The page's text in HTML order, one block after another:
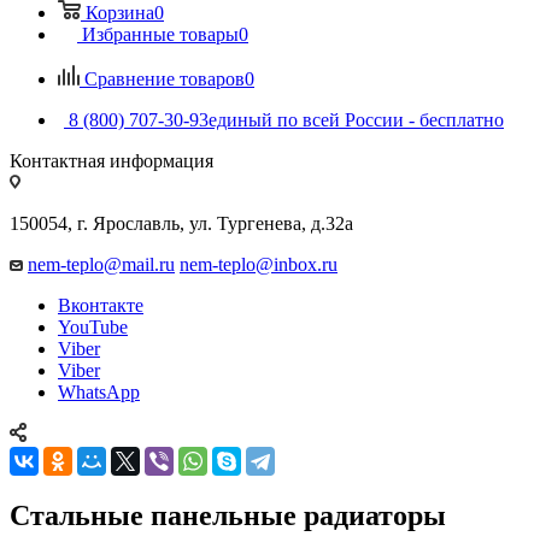
Корзина0
Избранные товары0
Сравнение товаров0
8 (800) 707-30-93единый по всей России - бесплатно
Контактная информация
150054, г. Ярославль, ул. Тургенева, д.32а
nem-teplo@mail.ru nem-teplo@inbox.ru
Вконтакте
YouTube
Viber
Viber
WhatsApp
Стальные панельные радиаторы